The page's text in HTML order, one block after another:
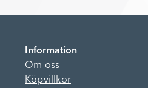
Information
Om oss
Köpvillkor